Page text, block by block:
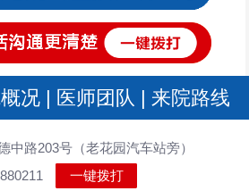
况 | 医师团队 | 来院路线
中路203号（老花园汽车站旁）
一键拨打